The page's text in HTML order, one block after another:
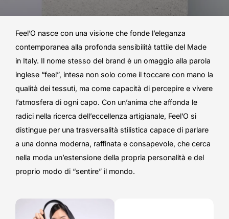
Feel’O nasce con una visione che fonde l’eleganza
contemporanea alla profonda sensibilità tattile del Made
in Italy. Il nome stesso del brand è un omaggio alla parola
inglese “feel”, intesa non solo come il toccare con mano la
qualità dei tessuti, ma come capacità di percepire e vivere
l’atmosfera di ogni capo. Con un’anima che affonda le
radici nella ricerca dell’eccellenza artigianale, Feel’O si
distingue per una trasversalità stilistica capace di parlare
a una donna moderna, raffinata e consapevole, che cerca
nella moda un’estensione della propria personalità e del
proprio modo di “sentire” il mondo.